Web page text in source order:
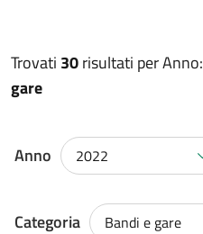
Trovati 30risultati perAnno:
gare
Anno 2022
Categoria Bandi e gare